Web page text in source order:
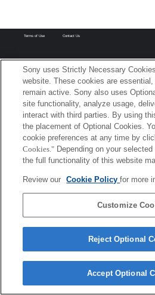
Terms of Use Contact Us
Sony uses Strictly Necessary
website. These cookies are
remain active. Sony also uses
site functionality, analyze usage,
interact with third parties. By using
the placement of Optional Cookies.
cookie preferences at any time by
Cookies." Depending on your
the full functionality of this website
Review our Cookie Policyfor more
Customize
Reject Optional
Accept Optional